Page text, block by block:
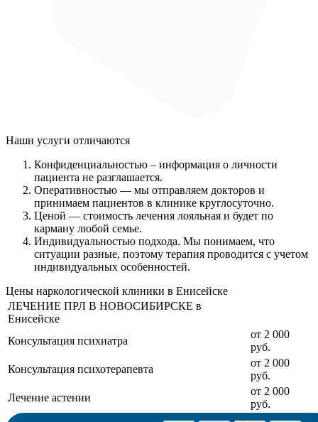
Наши услуги отличаются
Конфиденциальностью – информация о личности
пациента не разглашается.
Оперативностью — мы отправляем докторов и
принимаем пациентов в клинике круглосуточно.
Ценой — стоимость лечения лояльная и будет по
карману любой семье.
Индивидуальностью подхода. Мы понимаем, что
ситуации разные, поэтому терапия проводится с учетом
индивидуальных особенностей.
Цены наркологической клиники в Енисейске
ЛЕЧЕНИЕ ПРЛ В НОВОСИБИРСКЕ в
Енисейске
Консультация психиатра
от 2 000
руб.
Консультация психотерапевта
от 2 000
руб.
Лечение астении
от 2 000
руб.